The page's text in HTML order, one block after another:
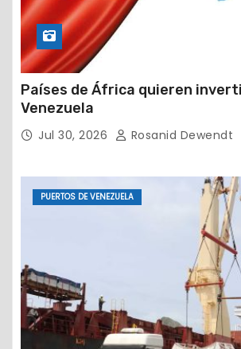
Países de África quieren
Venezuela
Jul 30, 2026 Rosanid Dewendt
PUERTOS DE VENEZUELA